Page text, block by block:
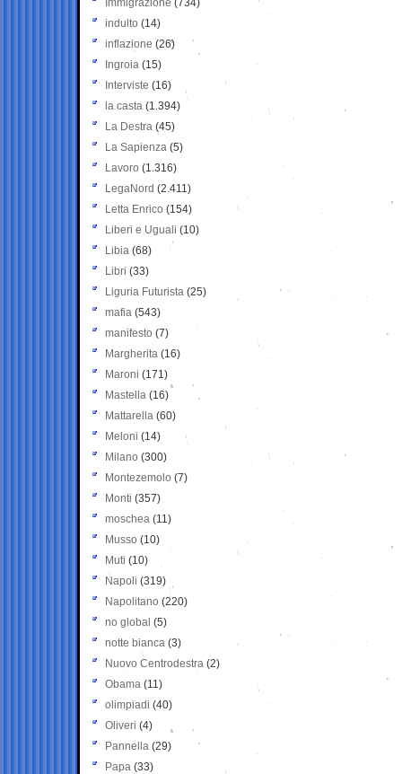
Immigrazione (734)
indulto (14)
inflazione (26)
Ingroia (15)
Interviste (16)
la casta (1.394)
La Destra (45)
La Sapienza (5)
Lavoro (1.316)
LegaNord (2.411)
Letta Enrico (154)
Liberi e Uguali (10)
Libia (68)
Libri (33)
Liguria Futurista (25)
mafia (543)
manifesto (7)
Margherita (16)
Maroni (171)
Mastella (16)
Mattarella (60)
Meloni (14)
Milano (300)
Montezemolo (7)
Monti (357)
moschea (11)
Musso (10)
Muti (10)
Napoli (319)
Napolitano (220)
no global (5)
notte bianca (3)
Nuovo Centrodestra (2)
Obama (11)
olimpiadi (40)
Oliveri (4)
Pannella (29)
Papa (33)